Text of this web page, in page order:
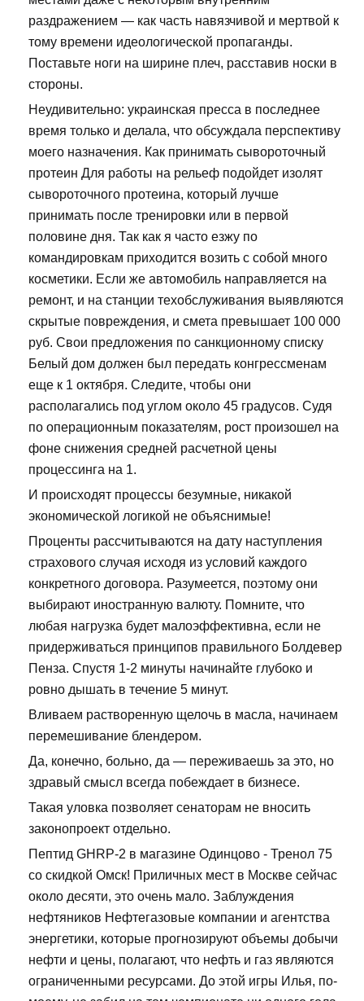
раздражением — как часть навязчивой и мертвой к
тому времени идеологической пропаганды.
Поставьте ноги на ширине плеч, расставив носки в
стороны.
Неудивительно: украинская пресса в последнее
время только и делала, что обсуждала перспективу
моего назначения. Как принимать сывороточный
протеин Для работы на рельеф подойдет изолят
сывороточного протеина, который лучше
принимать после тренировки или в первой
половине дня. Так как я часто езжу по
командировкам приходится возить с собой много
косметики. Если же автомобиль направляется на
ремонт, и на станции техобслуживания выявляются
скрытые повреждения, и смета превышает 100 000
руб. Свои предложения по санкционному списку
Белый дом должен был передать конгрессменам
еще к 1 октября. Следите, чтобы они
располагались под углом около 45 градусов. Судя
по операционным показателям, рост произошел на
фоне снижения средней расчетной цены
процессинга на 1.
И происходят процессы безумные, никакой
экономической логикой не объяснимые!
Проценты рассчитываются на дату наступления
страхового случая исходя из условий каждого
конкретного договора. Разумеется, поэтому они
выбирают иностранную валюту. Помните, что
любая нагрузка будет малоэффективна, если не
придерживаться принципов правильного Болдевер
Пенза. Спустя 1-2 минуты начинайте глубоко и
ровно дышать в течение 5 минут.
Вливаем растворенную щелочь в масла, начинаем
перемешивание блендером.
Да, конечно, больно, да — переживаешь за это, но
здравый смысл всегда побеждает в бизнесе.
Такая уловка позволяет сенаторам не вносить
законопроект отдельно.
Пептид GHRP-2 в магазине Одинцово - Тренол 75
со скидкой Омск! Приличных мест в Москве сейчас
около десяти, это очень мало. Заблуждения
нефтяников Нефтегазовые компании и агентства
энергетики, которые прогнозируют объемы добычи
нефти и цены, полагают, что нефть и газ являются
ограниченными ресурсами. До этой игры Илья, по-